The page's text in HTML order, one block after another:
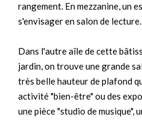
rangement. En mezzanine, un
s'envisager en salon de lecture.
Dans l'autre aîle de cette
jardin, on trouve une grande
très belle hauteur de plafond
activité "bien-être" ou des
une pièce "studio de musique",